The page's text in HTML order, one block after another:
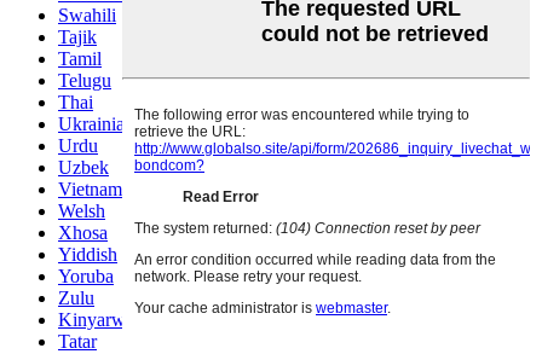
Swahili
Tajik
Tamil
Telugu
Thai
Ukrainian
Urdu
Uzbek
Vietnamese
Welsh
Xhosa
Yiddish
Yoruba
Zulu
Kinyarwanda
Tatar